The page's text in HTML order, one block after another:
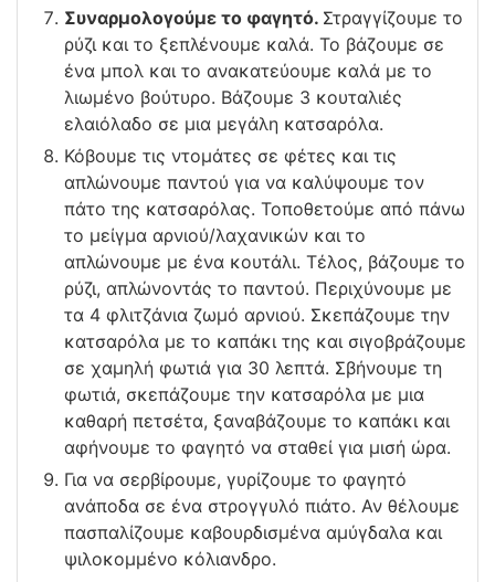
Συναρμολογούμε το φαγητό. Στραγγίζουμε το
ρύζι και το ξεπλένουμε καλά. Το βάζουμε σε
ένα μπολ και το ανακατεύουμε καλά με το
λιωμένο βούτυρο. Βάζουμε 3 κουταλιές
ελαιόλαδο σε μια μεγάλη κατσαρόλα.
Κόβουμε τις ντομάτες σε φέτες και τις
απλώνουμε παντού για να καλύψουμε τον
πάτο της κατσαρόλας. Τοποθετούμε από πάνω
το μείγμα αρνιού/λαχανικών και το
απλώνουμε με ένα κουτάλι. Τέλος, βάζουμε το
ρύζι, απλώνοντάς το παντού. Περιχύνουμε με
τα 4 φλιτζάνια ζωμό αρνιού. Σκεπάζουμε την
κατσαρόλα με το καπάκι της και σιγοβράζουμε
σε χαμηλή φωτιά για 30 λεπτά. Σβήνουμε τη
φωτιά, σκεπάζουμε την κατσαρόλα με μια
καθαρή πετσέτα, ξαναβάζουμε το καπάκι και
αφήνουμε το φαγητό να σταθεί για μισή ώρα.
Για να σερβίρουμε, γυρίζουμε το φαγητό
ανάποδα σε ένα στρογγυλό πιάτο. Αν θέλουμε
πασπαλίζουμε καβουρδισμένα αμύγδαλα και
ψιλοκομμένο κόλιανδρο.